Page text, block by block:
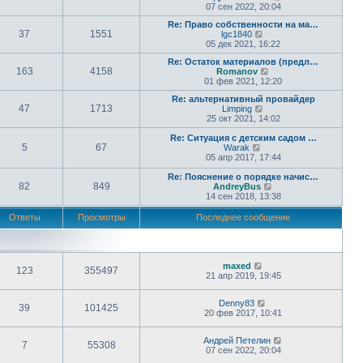
р
е
и
к
с
л
е
с
о
щ
е
н
07 сен 2022, 20:04
37 1551
Re: Право собственности на ма…
lgc1840
е
р
е
й
т
и
к
о
с
л
д
н
е
м
у
с
о
о
и
05 дек 2021, 16:22
163 4158
Re: Остаток материалов (предл…
Romanov
е
р
е
т
и
к
о
с
л
е
д
н
е
о
б
и
01 фев 2021, 12:20
47 1713
Re: альтернативный провайдер
Limping
е
р
е
т
и
к
п
о
с
л
е
у
о
о
б
н
и
25 окт 2021, 14:02
5 67
Re: Ситуация с детским садом …
Warak
е
р
е
й
т
и
к
л
е
д
е
м
у
о
б
05 апр 2017, 17:44
82 849
Re: Пояснение о порядке начис…
AndreyBus
е
р
е
к
о
л
д
м
у
14 сен 2018, 13:38
Ответы Просмотры Последнее сообщение
123 355497
maxed
21 апр 2019, 19:45
39 101425
Denny83
20 фев 2017, 10:41
7 55308
Андрей Петелин
07 сен 2022, 20:04